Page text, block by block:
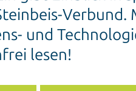
und
lesen!